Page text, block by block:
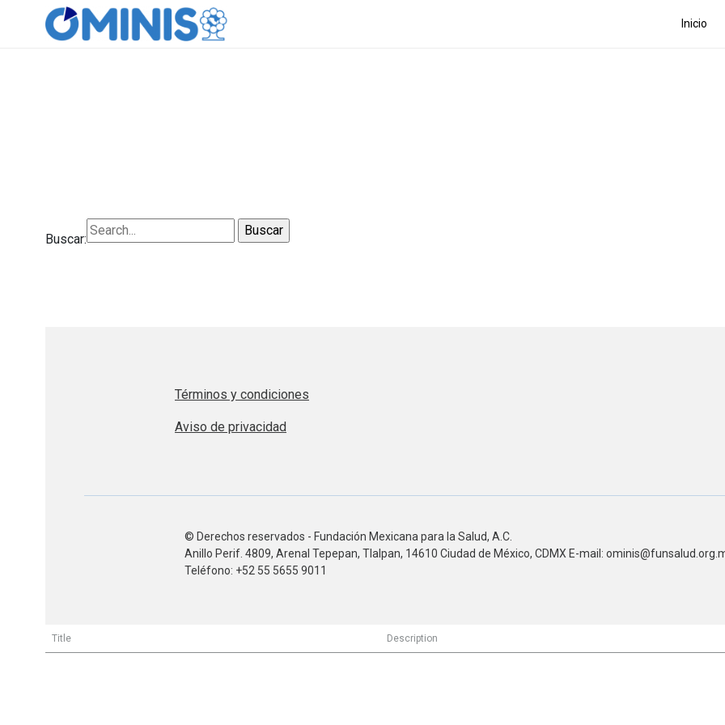
Inicio
Buscar:
Buscar:
Términos y condiciones
Aviso de privacidad
© Derechos reservados - Fundación Mexicana para la Salud, A.C.
Anillo Perif. 4809, Arenal Tepepan, Tlalpan, 14610 Ciudad de México, CDMX E-mail:
Teléfono: +52 55 5655 9011
Title Description